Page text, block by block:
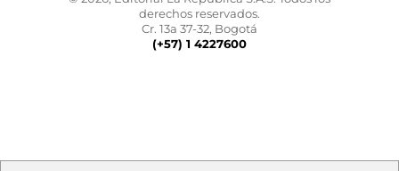
derechos reservados.
Cr. 13a 37-32, Bogotá
(+57) 1 4227600